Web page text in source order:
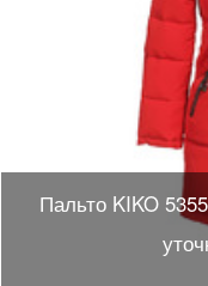
Пальто KIKO 5355